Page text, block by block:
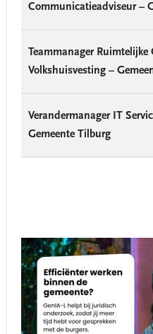
Communicatieadviseur –
Teammanager Ruimtelijke
Volkshuisvesting –
Verandermanager IT
Gemeente Tilburg